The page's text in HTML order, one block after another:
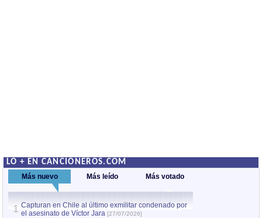
LO + EN CANCIONEROS.COM
Más nuevo Más leído Más votado
1 Capturan en Chile al último exmilitar condenado por
el asesinato de Víctor Jara [27/07/2026]